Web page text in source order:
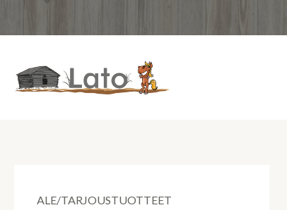
ALE/TARJOUSTUOTTEET